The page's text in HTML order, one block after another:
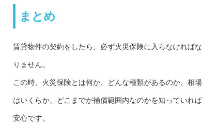
まとめ
賃貸物件の契約をしたら、必ず火災保険に入らなければな
りません。
この時、火災保険とは何か、どんな種類があるのか、相場
はいくらか、どこまでが補償範囲内なのかを知っていれば
安心です。